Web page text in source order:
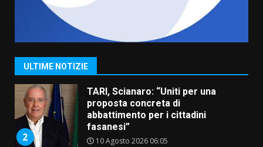
ULTIME NOTIZIE
1
Savelletri in festa, pienone sul
porto per Uccio De Santis: la
voce di Antonella Losavio
2
TARI, Scianaro: “Uniti per una
proposta concreta di
abbattimento per i cittadini
fasanesi”
10 Agosto 2026 06:05